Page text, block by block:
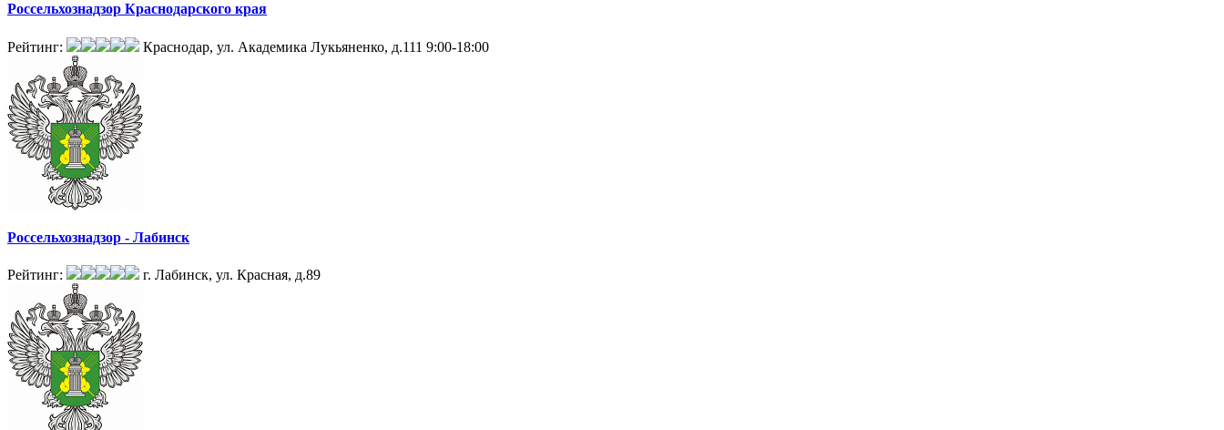
Россельхознадзор Краснодарского края
Рейтинг: Краснодар, ул. Академика Лукьяненко, д.111 9:00-18:00
Россельхознадзор - Лабинск
Рейтинг: г. Лабинск, ул. Красная, д.89